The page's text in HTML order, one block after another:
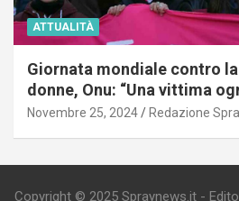
ATTUALITÀ
Giornata mondiale contro
donne, Onu: “Una vittima
Novembre 25, 2024 Redazione
Copyright © 2025 Spraynews.it -